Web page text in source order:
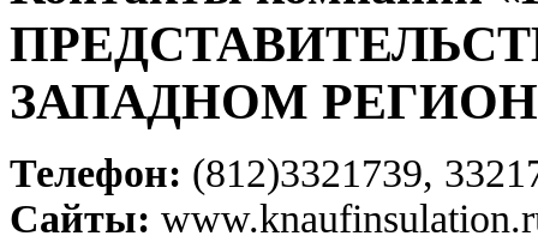
ЗАПАДНОМ
Телефон: (812)3321739,
Сайты: